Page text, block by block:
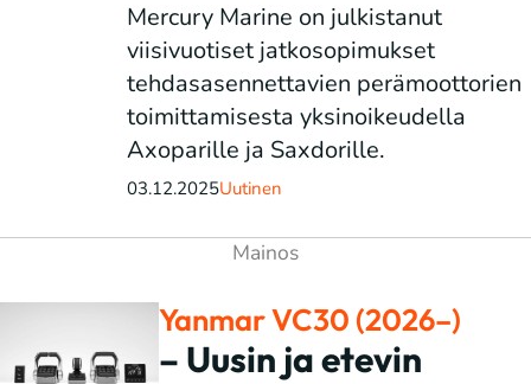
Mercury Marine on julkistanut
viisivuotiset jatkosopimukset
tehdasasennettavien perämoottorien
toimittamisesta yksinoikeudella
Axoparille ja Saxdorille.
03.12.2025Uutinen
Yanmar VC30 (2026–)
– Uusin ja etevin